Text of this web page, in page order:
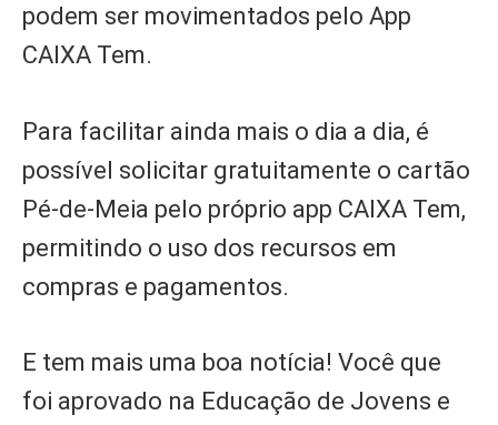
podem ser movimentados pelo App
CAIXA Tem.
Para facilitar ainda mais o dia a dia, é
possível solicitar gratuitamente o cartão
Pé-de-Meia pelo próprio app CAIXA Tem,
permitindo o uso dos recursos em
compras e pagamentos.
E tem mais uma boa notícia! Você que
foi aprovado na Educação de Jovens e